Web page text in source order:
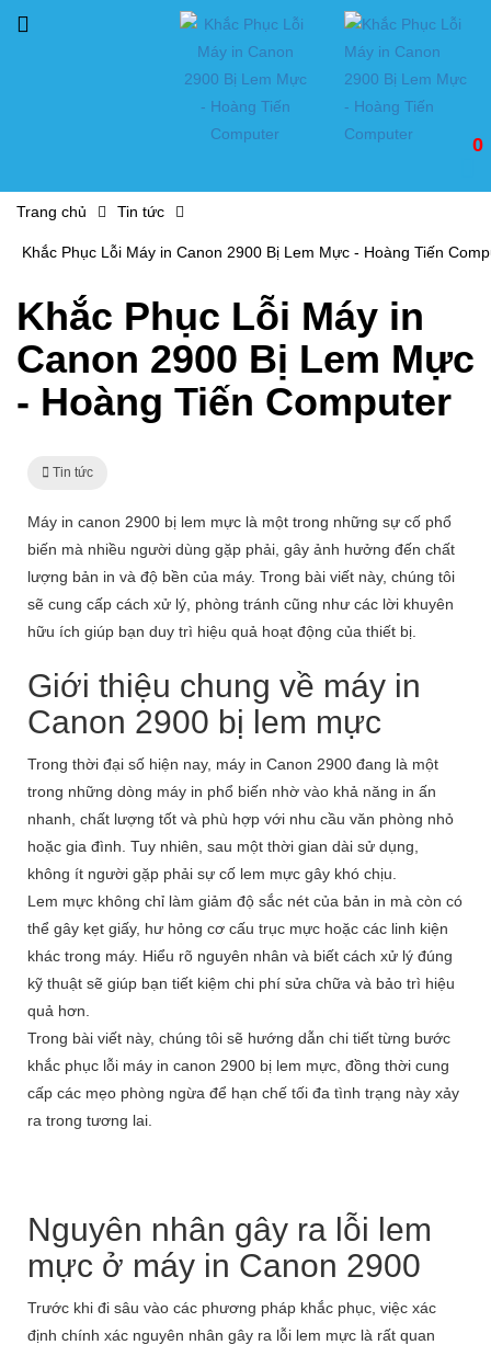
0
Trang chủ Tin tức
Khắc Phục Lỗi Máy in Canon 2900 Bị Lem Mực - Hoàng Tiến
Khắc Phục Lỗi Máy in
Canon 2900 Bị Lem Mực
- Hoàng Tiến Computer
Tin tức
Máy in canon 2900 bị lem mực là một trong những sự cố phổ
biến mà nhiều người dùng gặp phải, gây ảnh hưởng đến chất
lượng bản in và độ bền của máy. Trong bài viết này, chúng tôi
sẽ cung cấp cách xử lý, phòng tránh cũng như các lời khuyên
hữu ích giúp bạn duy trì hiệu quả hoạt động của thiết bị.
Giới thiệu chung về máy in
Canon 2900 bị lem mực
Trong thời đại số hiện nay, máy in Canon 2900 đang là một
trong những dòng máy in phổ biến nhờ vào khả năng in ấn
nhanh, chất lượng tốt và phù hợp với nhu cầu văn phòng nhỏ
hoặc gia đình. Tuy nhiên, sau một thời gian dài sử dụng,
không ít người gặp phải sự cố lem mực gây khó chịu.
Lem mực không chỉ làm giảm độ sắc nét của bản in mà còn có
thể gây kẹt giấy, hư hỏng cơ cấu trục mực hoặc các linh kiện
khác trong máy. Hiểu rõ nguyên nhân và biết cách xử lý đúng
kỹ thuật sẽ giúp bạn tiết kiệm chi phí sửa chữa và bảo trì hiệu
quả hơn.
Trong bài viết này, chúng tôi sẽ hướng dẫn chi tiết từng bước
khắc phục lỗi máy in canon 2900 bị lem mực, đồng thời cung
cấp các mẹo phòng ngừa để hạn chế tối đa tình trạng này xảy
ra trong tương lai.
Nguyên nhân gây ra lỗi lem
mực ở máy in Canon 2900
Trước khi đi sâu vào các phương pháp khắc phục, việc xác
định chính xác nguyên nhân gây ra lỗi lem mực là rất quan